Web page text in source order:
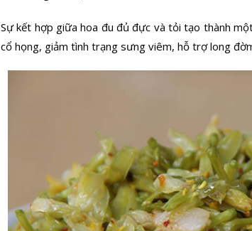
Sự kết hợp giữa hoa đu đủ đực và tỏi tạo thành
cổ họng, giảm tình trạng sưng viêm, hỗ trợ long